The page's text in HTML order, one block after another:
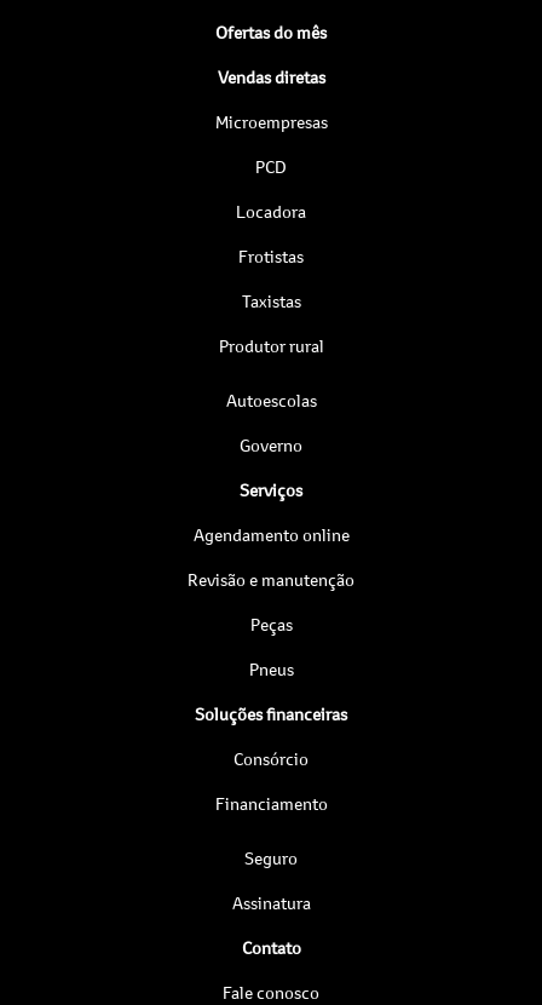
Ofertas do mês
Vendas diretas
Microempresas
PCD
Locadora
Frotistas
Taxistas
Produtor rural
Autoescolas
Governo
Serviços
Agendamento online
Revisão e manutenção
Peças
Pneus
Soluções financeiras
Consórcio
Financiamento
Seguro
Assinatura
Contato
Fale conosco